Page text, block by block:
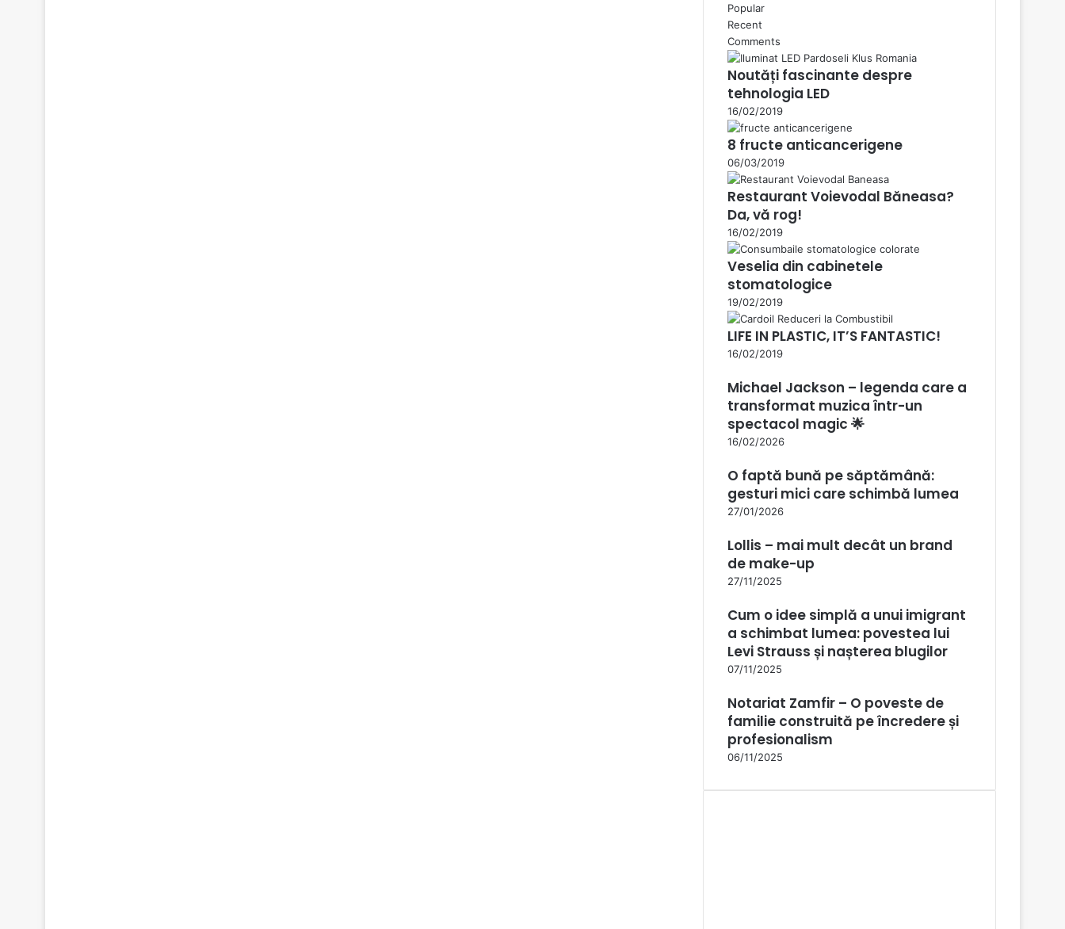
Popular
Recent
Comments
Noutăți fascinante despre
tehnologia LED
16/02/2019
8 fructe anticancerigene
06/03/2019
Restaurant Voievodal Băneasa?
Da, vă rog!
16/02/2019
Veselia din cabinetele
stomatologice
19/02/2019
LIFE IN PLASTIC, IT’S FANTASTIC!
16/02/2019
Michael Jackson – legenda care a
transformat muzica într-un
spectacol magic 🌟
16/02/2026
O faptă bună pe săptămână:
gesturi mici care schimbă lumea
27/01/2026
Lollis – mai mult decât un brand
de make-up
27/11/2025
Cum o idee simplă a unui imigrant
a schimbat lumea: povestea lui
Levi Strauss și nașterea blugilor
07/11/2025
Notariat Zamfir – O poveste de
familie construită pe încredere și
profesionalism
06/11/2025